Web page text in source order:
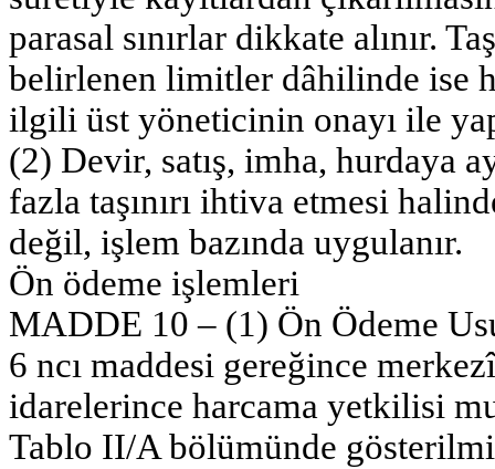
parasal sınırlar dikkate alınır.
belirlenen limitler dâhilinde ise
ilgili üst yöneticinin onayı ile
(2) Devir, satış, imha, hurdaya
fazla taşınırı ihtiva etmesi
değil, işlem bazında uygulanır.
Ön ödeme işlemleri
MADDE 10 – (1) Ön Ödeme
6 ncı maddesi gereğince
idarelerince harcama yetkilisi
Tablo II/A bölümünde